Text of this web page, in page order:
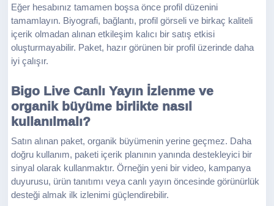
Eğer hesabınız tamamen boşsa önce profil düzenini
tamamlayın. Biyografi, bağlantı, profil görseli ve birkaç kaliteli
içerik olmadan alınan etkileşim kalıcı bir satış etkisi
oluşturmayabilir. Paket, hazır görünen bir profil üzerinde daha
iyi çalışır.
Bigo Live Canlı Yayın İzlenme ve
organik büyüme birlikte nasıl
kullanılmalı?
Satın alınan paket, organik büyümenin yerine geçmez. Daha
doğru kullanım, paketi içerik planının yanında destekleyici bir
sinyal olarak kullanmaktır. Örneğin yeni bir video, kampanya
duyurusu, ürün tanıtımı veya canlı yayın öncesinde görünürlük
desteği almak ilk izlenimi güçlendirebilir.